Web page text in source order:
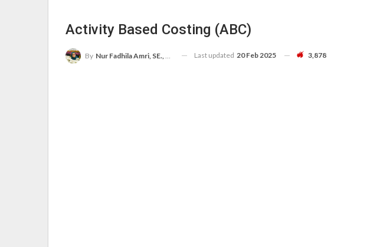
Activity Based Costing (ABC)
By Nur Fadhila Amri, SE., Ak., M.Si Last updated 20 Feb 2025 3,878